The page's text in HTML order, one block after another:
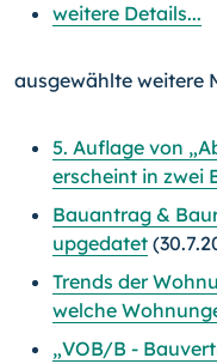
weitere Details...
ausgewählte weitere
5. Auflage von
erscheint in zwei
Bauantrag &
upgedatet
Trends der
welche
„VOB/B -